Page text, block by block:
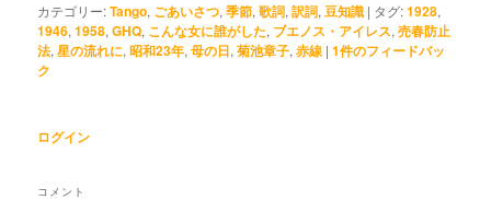
カテゴリー:Tango, ごあいさつ,季節,歌詞,訳詞,豆知識 | タグ:1928,
1946,1958,GHQ, こんな女に誰がした, ブエノス・アイレス,売春防止
法,星の流れに,昭和23年,母の日,菊池章子,赤線 |1件のフィードバッ
ク
ログイン
コメント